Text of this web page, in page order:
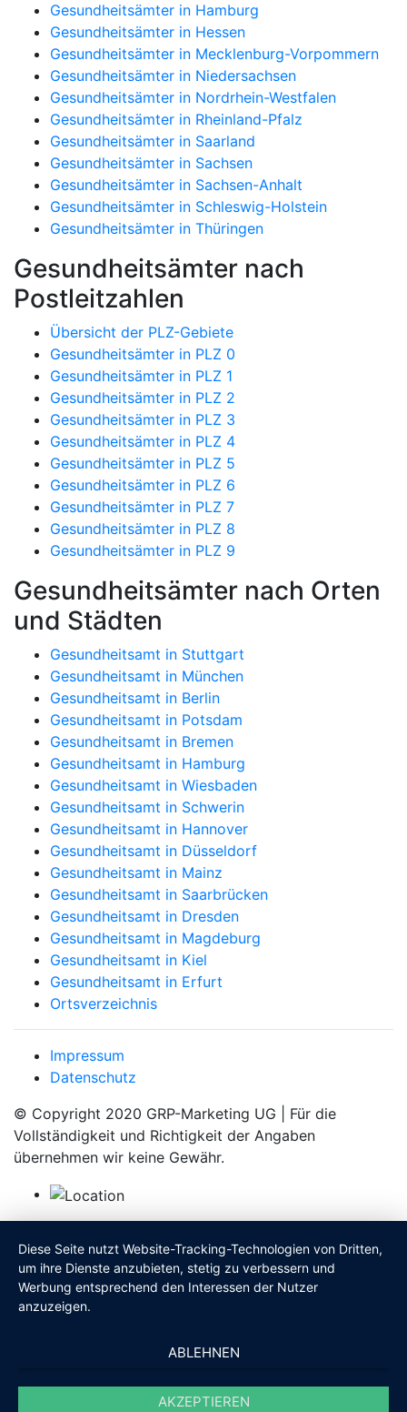
Gesundheitsämter in Hamburg
Gesundheitsämter in Hessen
Gesundheitsämter in Mecklenburg-Vorpommern
Gesundheitsämter in Niedersachsen
Gesundheitsämter in Nordrhein-Westfalen
Gesundheitsämter in Rheinland-Pfalz
Gesundheitsämter in Saarland
Gesundheitsämter in Sachsen
Gesundheitsämter in Sachsen-Anhalt
Gesundheitsämter in Schleswig-Holstein
Gesundheitsämter in Thüringen
Gesundheitsämter nach
Postleitzahlen
Übersicht der PLZ-Gebiete
Gesundheitsämter in PLZ 0
Gesundheitsämter in PLZ 1
Gesundheitsämter in PLZ 2
Gesundheitsämter in PLZ 3
Gesundheitsämter in PLZ 4
Gesundheitsämter in PLZ 5
Gesundheitsämter in PLZ 6
Gesundheitsämter in PLZ 7
Gesundheitsämter in PLZ 8
Gesundheitsämter in PLZ 9
Gesundheitsämter nach Orten
und Städten
Gesundheitsamt in Stuttgart
Gesundheitsamt in München
Gesundheitsamt in Berlin
Gesundheitsamt in Potsdam
Gesundheitsamt in Bremen
Gesundheitsamt in Hamburg
Gesundheitsamt in Wiesbaden
Gesundheitsamt in Schwerin
Gesundheitsamt in Hannover
Gesundheitsamt in Düsseldorf
Gesundheitsamt in Mainz
Gesundheitsamt in Saarbrücken
Gesundheitsamt in Dresden
Gesundheitsamt in Magdeburg
Gesundheitsamt in Kiel
Gesundheitsamt in Erfurt
Ortsverzeichnis
Impressum
Datenschutz
© Copyright 2020 GRP-Marketing UG | Für die
Vollständigkeit und Richtigkeit der Angaben
übernehmen wir keine Gewähr.
Diese Seite nutzt Website-Tracking-Technologien von Dritten,
um ihre Dienste anzubieten, stetig zu verbessern und
Werbung entsprechend den Interessen der Nutzer
anzuzeigen.
ABLEHNEN
AKZEPTIEREN